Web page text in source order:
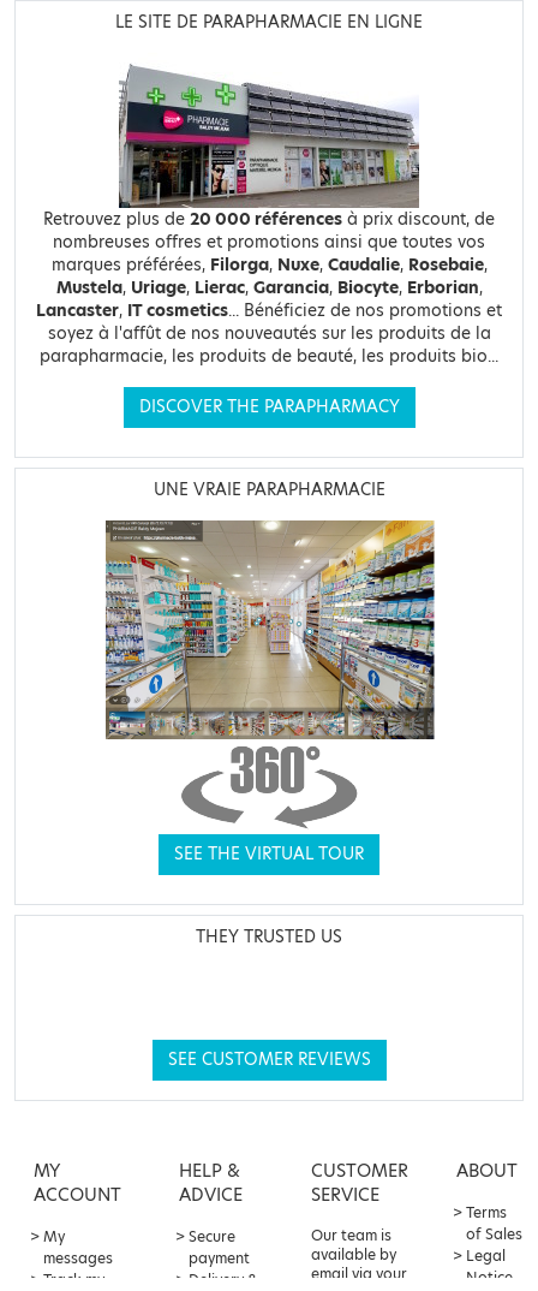
LE SITE DE PARAPHARMACIE EN LIGNE
Retrouvez plus de 20 000 références à prix discount, de
nombreuses offres et promotions ainsi que toutes vos
marques préférées, Filorga, Nuxe, Caudalie, Rosebaie,
Mustela, Uriage, Lierac, Garancia, Biocyte, Erborian,
Lancaster, IT cosmetics... Bénéficiez de nos promotions et
soyez à l'affût de nos nouveautés sur les produits de la
parapharmacie, les produits de beauté, les produits bio...
DISCOVER THE PARAPHARMACY
UNE VRAIE PARAPHARMACIE
SEE THE VIRTUAL TOUR
THEY TRUSTED US
SEE CUSTOMER REVIEWS
MY
ACCOUNT
My
messages
Track my
HELP &
ADVICE
Secure
payment
Delivery &
CUSTOMER
SERVICE
Our team is
available by
email via your
ABOUT
Terms
of Sales
Legal
Notice